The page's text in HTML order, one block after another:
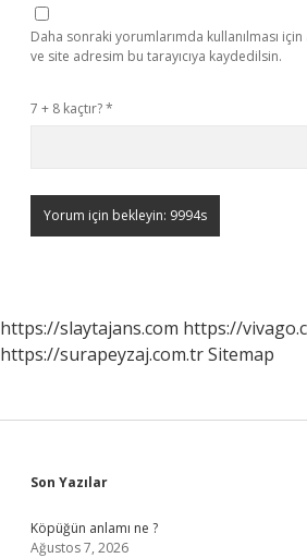
Daha sonraki yorumlarımda kullanılması
ve site adresim bu tarayıcıya kaydedilsin.
7 + 8 kaçtır?*
https://slaytajans.com https://
https://surapeyzaj.com.trSitemap
Sidebar
Son Yazılar
Köpüğün anlamı ne ?
Ağustos 7, 2026